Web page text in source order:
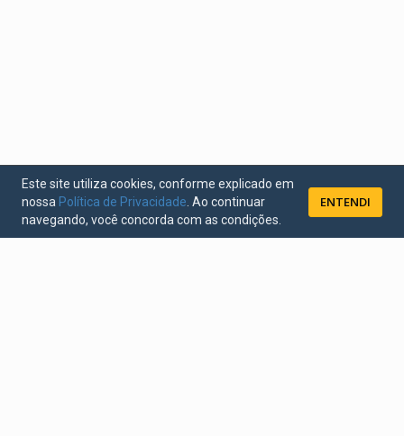
Este site utiliza cookies, conforme explicado em
nossa Política de Privacidade . Ao continuar
navegando, você concorda com as condições.
ENTENDI